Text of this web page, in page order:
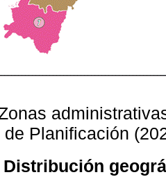
de Planificación
Distribución